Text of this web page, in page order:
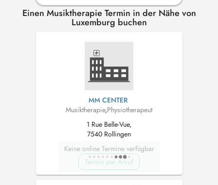
Einen Musiktherapie Termin in der Nähe von
Luxemburg buchen
MM CENTER
Musiktherapie,Physiotherapeut
1 Rue Belle-Vue,
7540 Rollingen
Keine online Termine verfügbar
Termin per Anruf